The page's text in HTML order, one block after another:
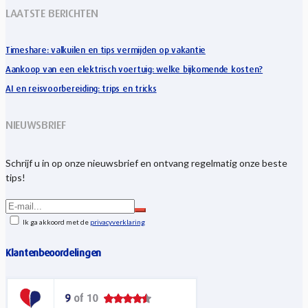
LAATSTE BERICHTEN
Timeshare: valkuilen en tips vermijden op vakantie
Aankoop van een elektrisch voertuig: welke bijkomende kosten?
AI en reisvoorbereiding: trips en tricks
NIEUWSBRIEF
Schrijf u in op onze nieuwsbrief en ontvang regelmatig onze beste
tips!
Ik ga akkoord met de privacyverklaring
Klantenbeoordelingen